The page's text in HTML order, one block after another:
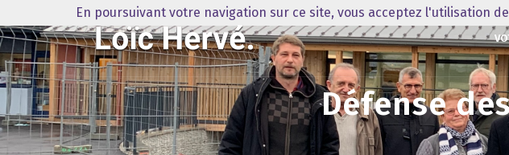
Défense
En poursuivant votre navigation sur ce site, vous acceptez l'utilisation